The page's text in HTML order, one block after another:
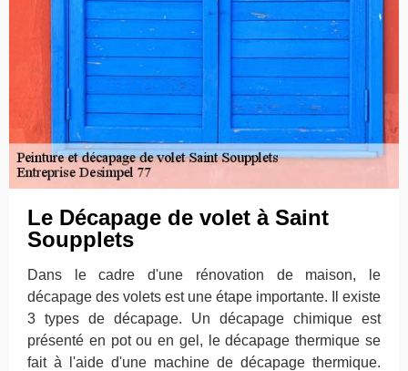
Le Décapage de volet à Saint
Soupplets
Dans le cadre d'une rénovation de maison, le
décapage des volets est une étape importante. Il existe
3 types de décapage. Un décapage chimique est
présenté en pot ou en gel, le décapage thermique se
fait à l'aide d'une machine de décapage thermique.